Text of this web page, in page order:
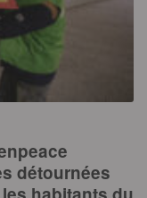
détournées